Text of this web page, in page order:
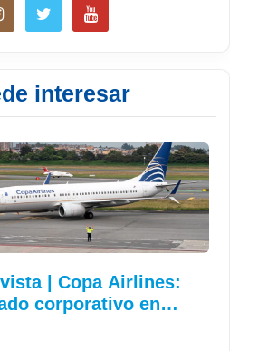
interesar
| Copa Airlines:
corporativo en…